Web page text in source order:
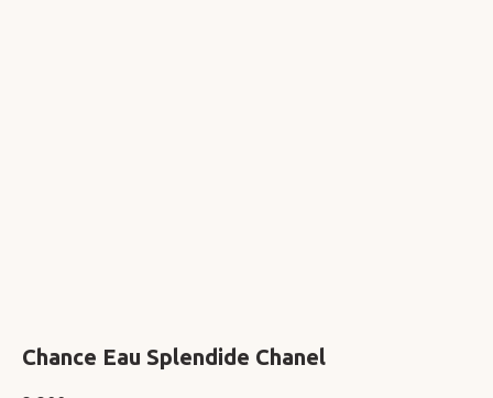
Chance Eau Splendide Chanel